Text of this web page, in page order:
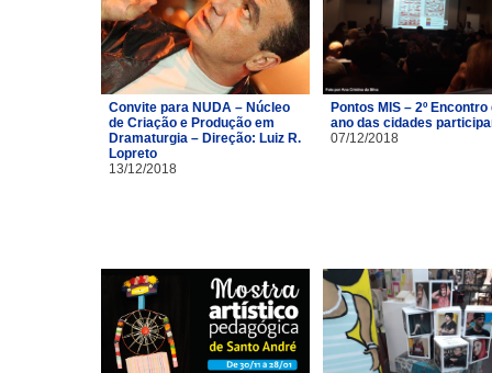
Convite para NUDA – Núcleo
de Criação e Produção em
Dramaturgia – Direção: Luiz R.
Lopreto
13/12/2018
Pontos MIS – 2º Encontro
ano das cidades
07/12/2018